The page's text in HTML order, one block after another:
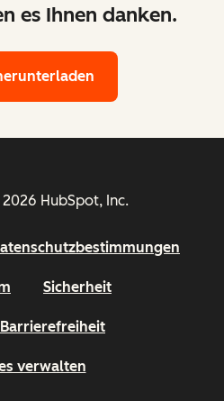
es Ihnen danken.
HubSpot, Inc.
Sicherheit
verwalten